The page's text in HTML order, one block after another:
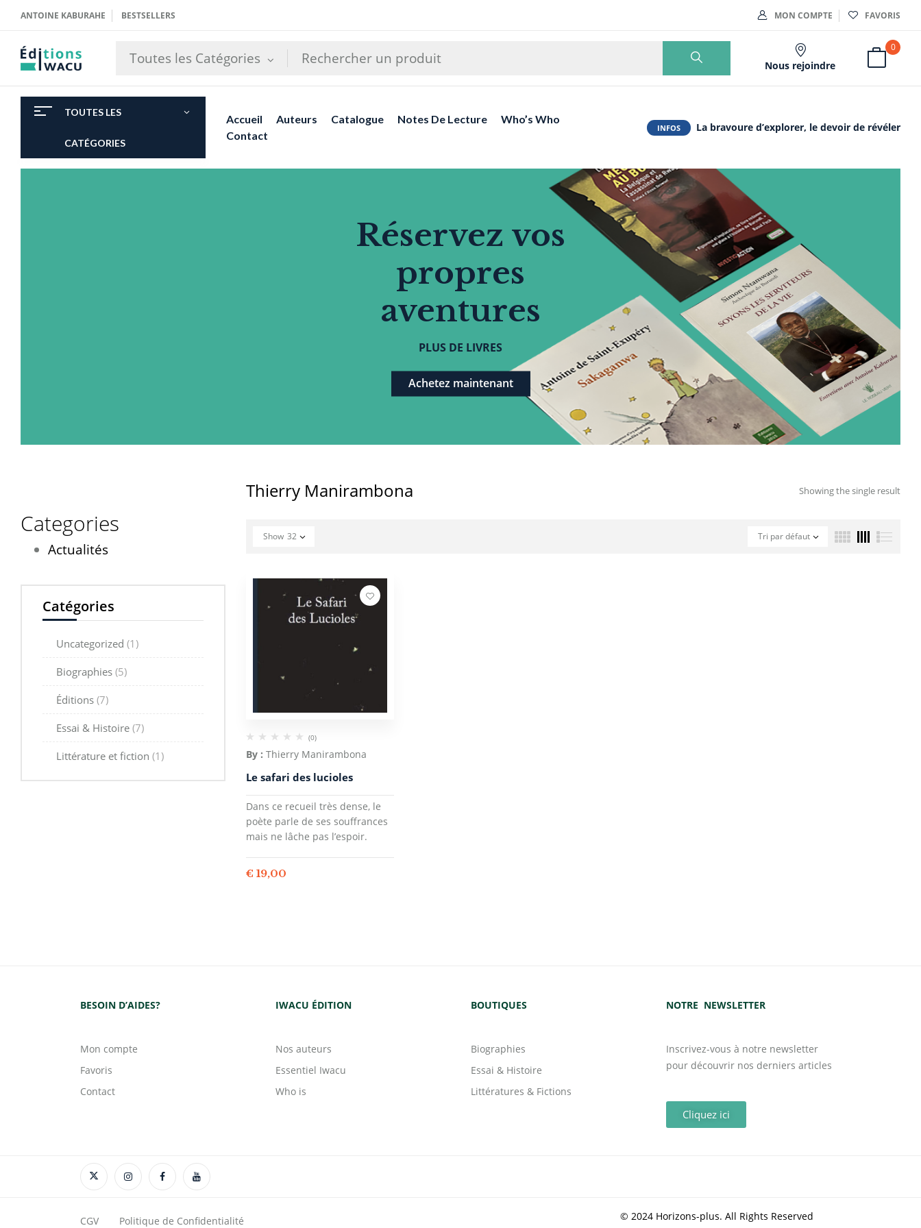
ANTOINE KABURAHE BESTSELLERS MON COMPTE FAVORIS
Toutes les Catégories Nous rejoindre
0
TOUTES LES
CATÉGORIES
Accueil Auteurs Catalogue Notes De Lecture
Who’s Who
Contact
INFOS La bravoure d’explorer, le devoir de révéler
Réservez vos
propres
aventures
PLUS DE LIVRES
Achetez maintenant
Categories
Actualités
Catégories
Uncategorized (1)
Biographies (5)
Éditions (7)
Essai & Histoire (7)
Littérature et fiction (1)
Thierry Manirambona Showing the single result
Tri par défaut
Show 32
(0)
By : Thierry Manirambona
Le safari des lucioles
Dans ce recueil très dense, le
poète parle de ses souffrances
mais ne lâche pas l’espoir.
€ 19,00
BESOIN D’AIDES?
Mon compte
Favoris
Contact
IWACU ÉDITION
Nos auteurs
Essentiel Iwacu
Who is
BOUTIQUES
Biographies
Essai & Histoire
Littératures & Fictions
NOTRE NEWSLETTER
Inscrivez-vous à notre newsletter
pour découvrir nos derniers articles
Cliquez ici
CGV Politique de Confidentialité © 2024 Horizons-plus. All Rights Reserved